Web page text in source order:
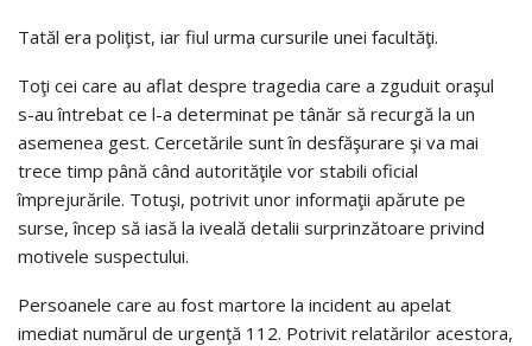
Tatăl era poliţist, iar fiul urma cursurile unei facultăţi.
Toţi cei care au aflat despre tragedia care a zguduit oraşul
s-au întrebat ce l-a determinat pe tânăr să recurgă la un
asemenea gest. Cercetările sunt în desfăşurare şi va mai
trece timp până când autorităţile vor stabili oficial
împrejurările. Totuşi, potrivit unor informaţii apărute pe
surse, încep să iasă la iveală detalii surprinzătoare privind
motivele suspectului.
Persoanele care au fost martore la incident au apelat
imediat numărul de urgenţă 112. Potrivit relatărilor acestora,